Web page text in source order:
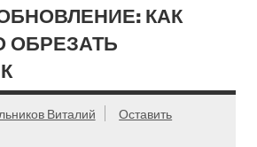
КАК
ОБРЕЗАТЬ
Виталий
Оставить